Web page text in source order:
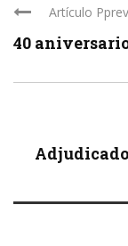
Artículo
40